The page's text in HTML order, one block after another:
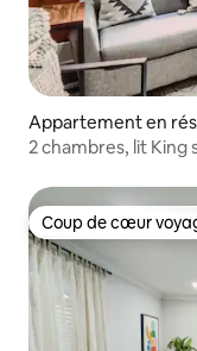
Appartement en
2 chambres, lit King
Coup de cœur
Coup de cœur